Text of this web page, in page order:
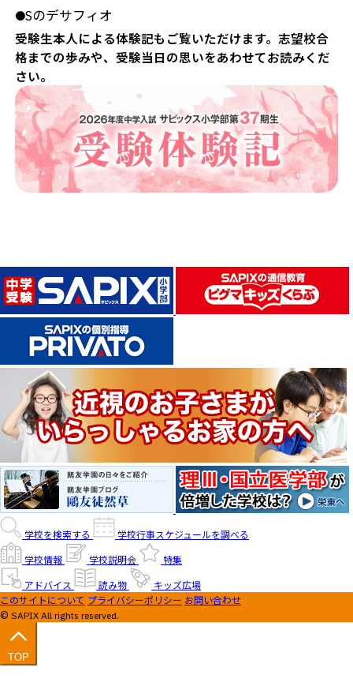
●Sのデサフィオ
受験生本人による体験記もご覧いただけます。志望校合
格までの歩みや、受験当日の思いをあわせてお読みくだ
さい。
学校を検索する
学校行事スケジュールを調べる
学校情報
学校説明会
特集
アドバイス
読み物
キッズ広場
このサイトについて プライバシーポリシー お問い合わせ
© SAPIX All rights reserved.
TOP